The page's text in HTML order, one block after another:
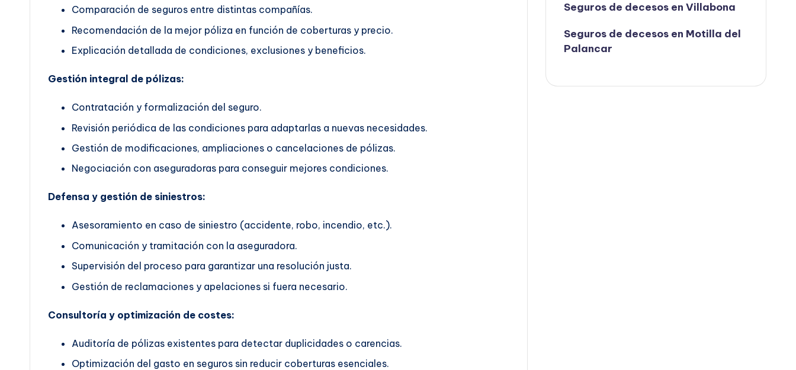
Comparación de seguros entre distintas compañías.
Recomendación de la mejor póliza en función de coberturas y precio.
Explicación detallada de condiciones, exclusiones y beneficios.
Gestión integral de pólizas:
Contratación y formalización del seguro.
Revisión periódica de las condiciones para adaptarlas a nuevas necesidades.
Gestión de modificaciones, ampliaciones o cancelaciones de pólizas.
Negociación con aseguradoras para conseguir mejores condiciones.
Defensa y gestión de siniestros:
Asesoramiento en caso de siniestro (accidente, robo, incendio, etc.).
Comunicación y tramitación con la aseguradora.
Supervisión del proceso para garantizar una resolución justa.
Gestión de reclamaciones y apelaciones si fuera necesario.
Consultoría y optimización de costes:
Auditoría de pólizas existentes para detectar duplicidades o carencias.
Optimización del gasto en seguros sin reducir coberturas esenciales.
Seguros de decesos en Villabona
Seguros de decesos en Motilla del
Palancar